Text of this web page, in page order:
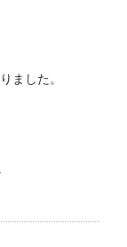
ました。